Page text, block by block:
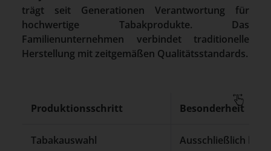
trägt seit Generationen Verantwortung für
hochwertige Tabakprodukte. Das
Familienunternehmen verbindet traditionelle
Herstellung mit zeitgemäßen Qualitätsstandards.
Produktionsschritt Besonderheit
Tabakauswahl Ausschließlich